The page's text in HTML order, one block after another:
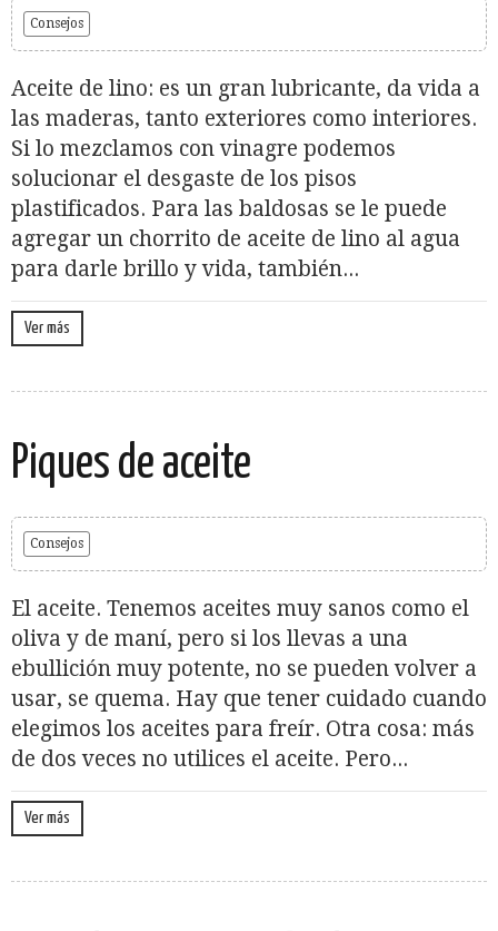
Consejos
Aceite de lino: es un gran lubricante, da vida a
las maderas, tanto exteriores como interiores.
Si lo mezclamos con vinagre podemos
solucionar el desgaste de los pisos
plastificados. Para las baldosas se le puede
agregar un chorrito de aceite de lino al agua
para darle brillo y vida, también...
Ver más
Piques de aceite
Consejos
El aceite. Tenemos aceites muy sanos como el
oliva y de maní, pero si los llevas a una
ebullición muy potente, no se pueden volver a
usar, se quema. Hay que tener cuidado cuando
elegimos los aceites para freír. Otra cosa: más
de dos veces no utilices el aceite. Pero...
Ver más